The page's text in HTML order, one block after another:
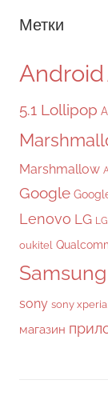
Метки
Android
5.1 Lollipop
Marshmallow
Google
Lenovo LG
oukitel
Samsung
sony sony xperia
магазин